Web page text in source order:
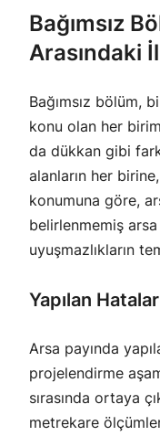
Bağımsız
Arasındaki
Bağımsız bölüm,
konu olan her
da dükkan gibi
alanların her
konumuna göre,
belirlenmemiş
uyuşmazlıkların
Yapılan
Arsa payında
projelendirme
sırasında ortaya
metrekare